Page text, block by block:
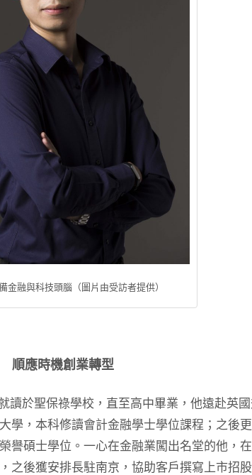
金融與科技頭腦（圖片由受訪者提供）
順應時機創業轉型
於聖保祿學校，直至高中畢業，他遠赴英國
學，本科修讀會計金融學士學位課程；之後
譽碩士學位。一心在金融業闖出名堂的他，
之後獲安排長駐南京，協助客戶撰寫上市招